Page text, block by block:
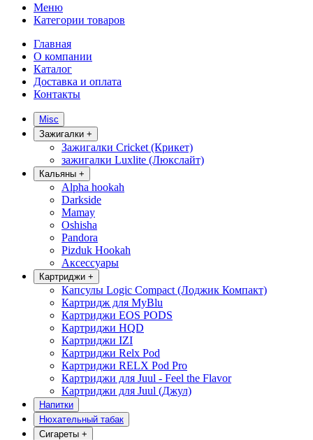
Меню
Категории товаров
Главная
О компании
Каталог
Доставка и оплата
Контакты
Misc
Зажигалки +
Зажигалки Cricket (Крикет)
зажигалки Luxlite (Люкслайт)
Кальяны +
Alpha hookah
Darkside
Mamay
Oshisha
Pandora
Pizduk Hookah
Аксессуары
Картриджи +
Капсулы Logic Compact (Лоджик Компакт)
Картридж для MyBlu
Картриджи EOS PODS
Картриджи HQD
Картриджи IZI
Картриджи Relx Pod
Картриджи RELX Pod Pro
Картриджи для Juul - Feel the Flavor
Картриджи для Juul (Джул)
Напитки
Нюхательный табак
Сигареты +